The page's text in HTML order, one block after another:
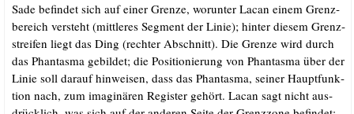
Sade befin­det sich auf einer Gren­ze, wor­un­ter Lacan einem Grenz­
be­reich ver­steht (mitt­le­res Seg­ment der Linie); hin­ter die­sem Grenz­
strei­fen liegt das Ding (rech­ter Abschnitt). Die Gren­ze wird durch
das Phan­tas­ma gebil­det; die Posi­tio­nie­rung von Phan­tas­ma über der
Linie soll dar­auf hin­wei­sen, dass das Phan­tas­ma, sei­ner Haupt­funk­
ti­on nach, zum ima­gi­nä­ren Regis­ter gehört. Lacan sagt nicht aus­